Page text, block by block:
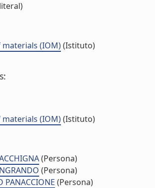
(IOM)(Istituto)
(IOM)(Istituto)
(Persona)
(Persona)
PANACCIONE (Persona)